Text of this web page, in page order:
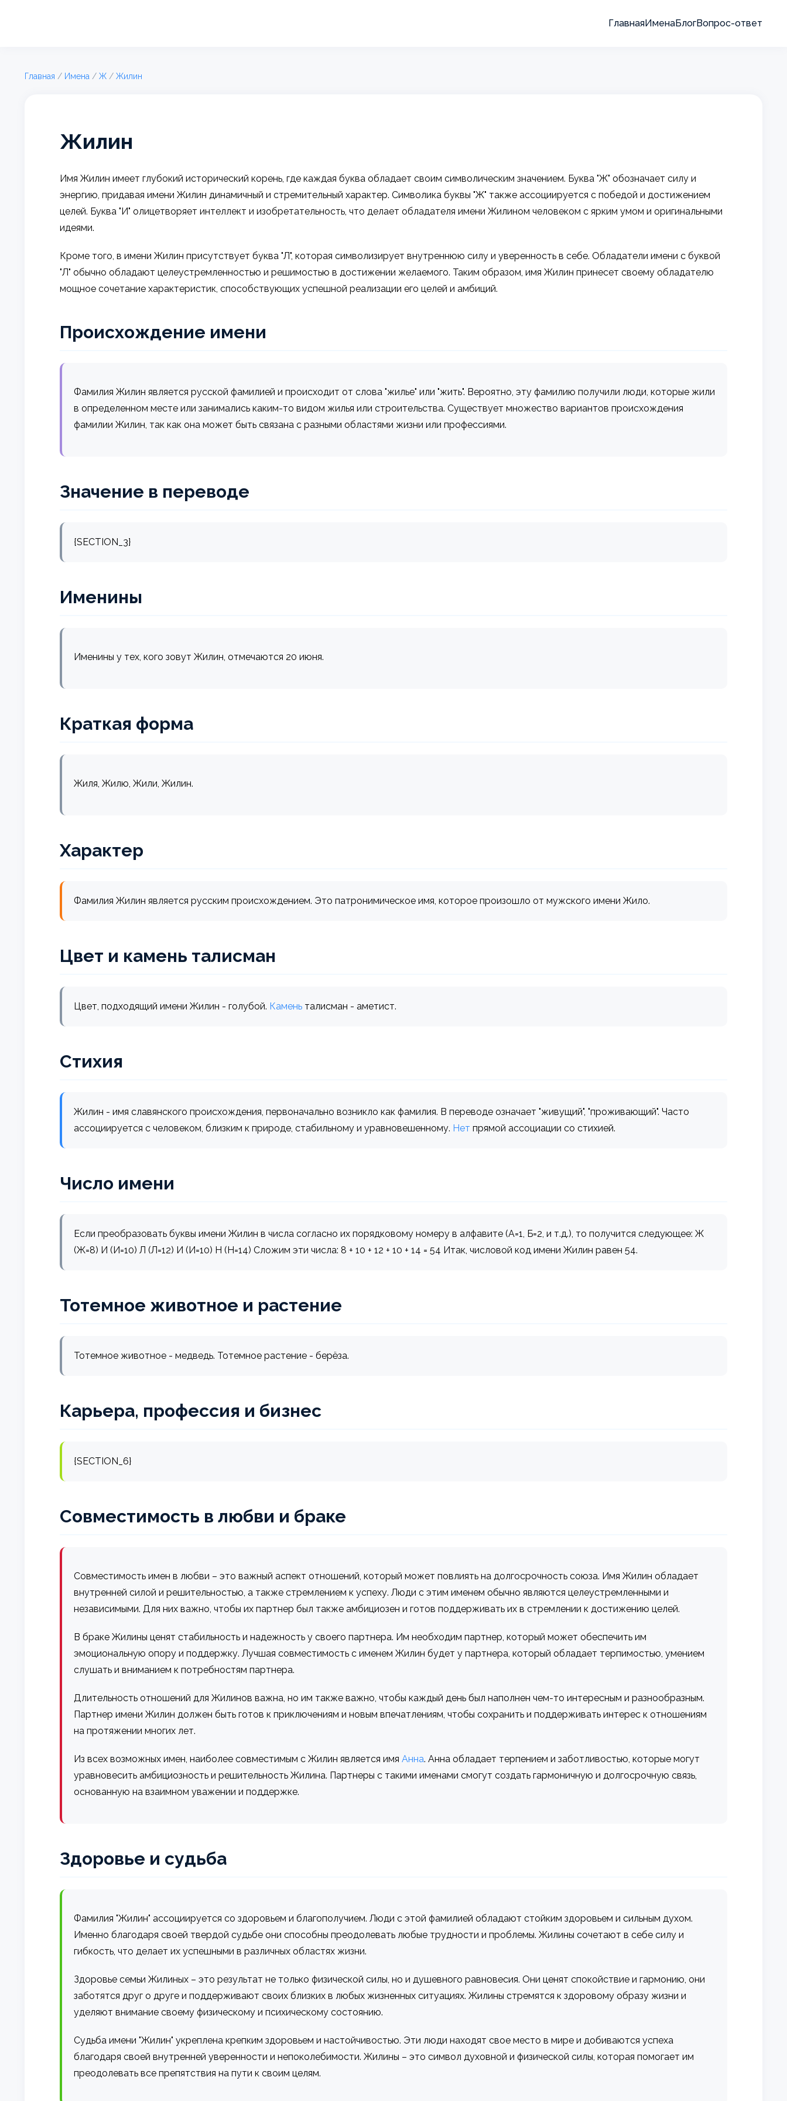
ГлавнаяИменаБлогВопрос-ответ
Главная / Имена / Ж / Жилин
Жилин
Имя Жилин имеет глубокий исторический корень, где каждая буква обладает своим символическим значением. Буква "Ж" обозначает силу и
энергию, придавая имени Жилин динамичный и стремительный характер. Символика буквы "Ж" также ассоциируется с победой и достижением
целей. Буква "И" олицетворяет интеллект и изобретательность, что делает обладателя имени Жилином человеком с ярким умом и оригинальными
идеями.
Кроме того, в имени Жилин присутствует буква "Л", которая символизирует внутреннюю силу и уверенность в себе. Обладатели имени с буквой
"Л" обычно обладают целеустремленностью и решимостью в достижении желаемого. Таким образом, имя Жилин принесет своему обладателю
мощное сочетание характеристик, способствующих успешной реализации его целей и амбиций.
Происхождение имени
Фамилия Жилин является русской фамилией и происходит от слова "жилье" или "жить". Вероятно, эту фамилию получили люди, которые жили
в определенном месте или занимались каким-то видом жилья или строительства. Существует множество вариантов происхождения
фамилии Жилин, так как она может быть связана с разными областями жизни или профессиями.
Значение в переводе
{SECTION_3}
Именины
Именины у тех, кого зовут Жилин, отмечаются 20 июня.
Краткая форма
Жиля, Жилю, Жили, Жилин.
Характер
Фамилия Жилин является русским происхождением. Это патронимическое имя, которое произошло от мужского имени Жило.
Цвет и камень талисман
Цвет, подходящий имени Жилин - голубой. Камень талисман - аметист.
Стихия
Жилин - имя славянского происхождения, первоначально возникло как фамилия. В переводе означает "живущий", "проживающий". Часто
ассоциируется с человеком, близким к природе, стабильному и уравновешенному. Нет прямой ассоциации со стихией.
Число имени
Если преобразовать буквы имени Жилин в числа согласно их порядковому номеру в алфавите (А=1, Б=2, и т.д.), то получится следующее: Ж
(Ж=8) И (И=10) Л (Л=12) И (И=10) Н (Н=14) Сложим эти числа: 8 + 10 + 12 + 10 + 14 = 54 Итак, числовой код имени Жилин равен 54.
Тотемное животное и растение
Тотемное животное - медведь. Тотемное растение - берёза.
Карьера, профессия и бизнес
{SECTION_6}
Совместимость в любви и браке
Совместимость имен в любви – это важный аспект отношений, который может повлиять на долгосрочность союза. Имя Жилин обладает
внутренней силой и решительностью, а также стремлением к успеху. Люди с этим именем обычно являются целеустремленными и
независимыми. Для них важно, чтобы их партнер был также амбициозен и готов поддерживать их в стремлении к достижению целей.
В браке Жилины ценят стабильность и надежность у своего партнера. Им необходим партнер, который может обеспечить им
эмоциональную опору и поддержку. Лучшая совместимость с именем Жилин будет у партнера, который обладает терпимостью, умением
слушать и вниманием к потребностям партнера.
Длительность отношений для Жилинов важна, но им также важно, чтобы каждый день был наполнен чем-то интересным и разнообразным.
Партнер имени Жилин должен быть готов к приключениям и новым впечатлениям, чтобы сохранить и поддерживать интерес к отношениям
на протяжении многих лет.
Из всех возможных имен, наиболее совместимым с Жилин является имя Анна. Анна обладает терпением и заботливостью, которые могут
уравновесить амбициозность и решительность Жилина. Партнеры с такими именами смогут создать гармоничную и долгосрочную связь,
основанную на взаимном уважении и поддержке.
Здоровье и судьба
Фамилия "Жилин" ассоциируется со здоровьем и благополучием. Люди с этой фамилией обладают стойким здоровьем и сильным духом.
Именно благодаря своей твердой судьбе они способны преодолевать любые трудности и проблемы. Жилины сочетают в себе силу и
гибкость, что делает их успешными в различных областях жизни.
Здоровье семьи Жилиных – это результат не только физической силы, но и душевного равновесия. Они ценят спокойствие и гармонию, они
заботятся друг о друге и поддерживают своих близких в любых жизненных ситуациях. Жилины стремятся к здоровому образу жизни и
уделяют внимание своему физическому и психическому состоянию.
Судьба имени "Жилин" укреплена крепким здоровьем и настойчивостью. Эти люди находят свое место в мире и добиваются успеха
благодаря своей внутренней уверенности и непоколебимости. Жилины – это символ духовной и физической силы, которая помогает им
преодолевать все препятствия на пути к своим целям.